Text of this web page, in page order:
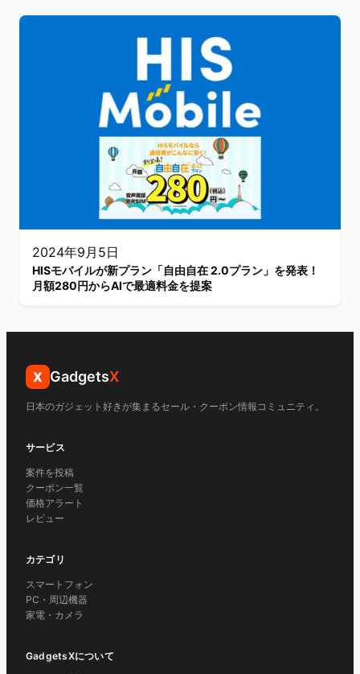
2024年9月5日
HISモバイルが新プラン「自由自在 2.0プラン」を発表！
月額280円からAIで最適料金を提案
X GadgetsX
日本のガジェット好きが集まるセール・クーポン情報コミュニティ。
サービス
案件を投稿
クーポン一覧
価格アラート
レビュー
カテゴリ
スマートフォン
PC・周辺機器
家電・カメラ
GadgetsXについて